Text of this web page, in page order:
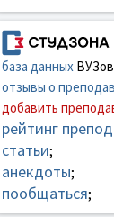
база данных
отзывы о
добавить
рейтинг
статьи;
анекдоты;
пообщаться;